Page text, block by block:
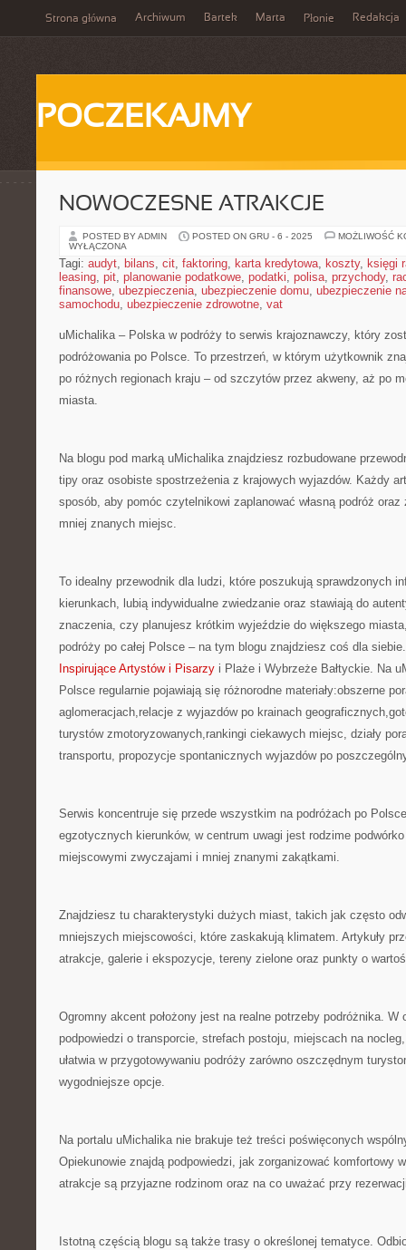
Strona główna Archiwum Bartek Marta Płonie Redakcja
POCZEKAJMY
NOWOCZESNE ATRAKCJE
POSTED BY ADMIN POSTED ON GRU - 6 - 2025
MOŻLIWOŚĆ
WYŁĄCZONA
Tagi: audyt, bilans, cit, faktoring, karta kredytowa, koszty, księgi
leasing, pit, planowanie podatkowe, podatki, polisa, przychody,
finansowe, ubezpieczenia, ubezpieczenie domu, ubezpieczenie
samochodu, ubezpieczenie zdrowotne, vat
uMichalika – Polska w podróży to serwis krajoznawczy, który
podróżowania po Polsce. To przestrzeń, w którym użytkownik
po różnych regionach kraju – od szczytów przez akweny, aż po
miasta.
Na blogu pod marką uMichalika znajdziesz rozbudowane
tipy oraz osobiste spostrzeżenia z krajowych wyjazdów. Każdy
sposób, aby pomóc czytelnikowi zaplanować własną podróż
mniej znanych miejsc.
To idealny przewodnik dla ludzi, które poszukują sprawdzonych
kierunkach, lubią indywidualne zwiedzanie oraz stawiają do
znaczenia, czy planujesz krótkim wyjeździe do większego
podróży po całej Polsce – na tym blogu znajdziesz coś dla
Inspirujące Artystów i Pisarzy i Plaże i Wybrzeże Bałtyckie. Na
Polsce regularnie pojawiają się różnorodne materiały:obszerne
aglomeracjach,relacje z wyjazdów po krainach
turystów zmotoryzowanych,rankingi ciekawych miejsc, działy
transportu, propozycje spontanicznych wyjazdów po
Serwis koncentruje się przede wszystkim na podróżach po
egzotycznych kierunków, w centrum uwagi jest rodzime
miejscowymi zwyczajami i mniej znanymi zakątkami.
Znajdziesz tu charakterystyki dużych miast, takich jak często
mniejszych miejscowości, które zaskakują klimatem. Artykuły
atrakcje, galerie i ekspozycje, tereny zielone oraz punkty o
Ogromny akcent położony jest na realne potrzeby podróżnika. W
podpowiedzi o transporcie, strefach postoju, miejscach na
ułatwia w przygotowywaniu podróży zarówno oszczędnym
wygodniejsze opcje.
Na portalu uMichalika nie brakuje też treści poświęconych
Opiekunowie znajdą podpowiedzi, jak zorganizować komfortowy
atrakcje są przyjazne rodzinom oraz na co uważać przy
Istotną częścią blogu są także trasy o określonej tematyce.